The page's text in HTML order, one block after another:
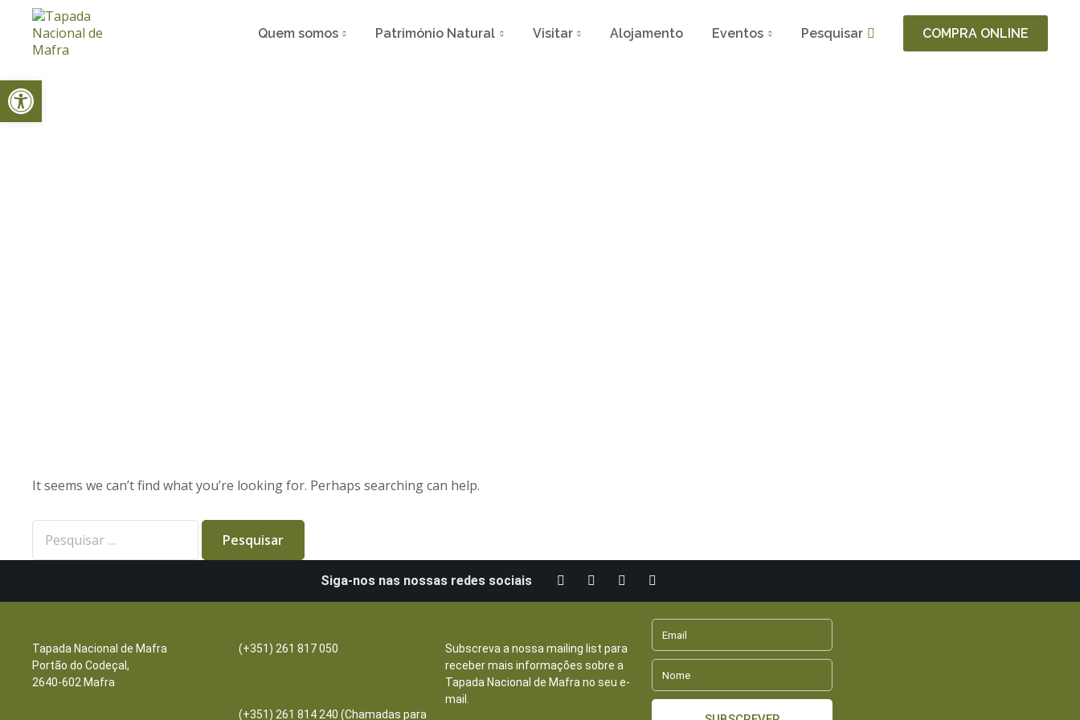
Quem somos Património Natural Visitar Alojamento Eventos Pesquisar COMPRA ONLINE
It seems we can’t find what you’re looking for. Perhaps searching can help.
Siga-nos nas nossas redes sociais
Tapada Nacional de Mafra
Portão do Codeçal,
2640-602 Mafra
(+351) 261 817 050
(+351) 261 814 240 (Chamadas para
Subscreva a nossa mailing list para
receber mais informações sobre a
Tapada Nacional de Mafra no seu e-
mail.
Open toolbar